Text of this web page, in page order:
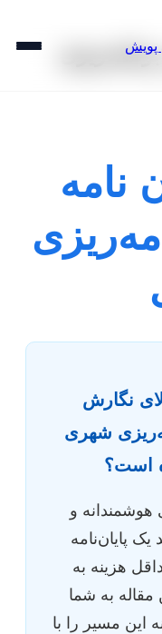
نامه
نگارش
شهری
است؟
هوشمندانه و
یک پایان‌نامه
هزینه به
مقاله به شما
این مسیر را با